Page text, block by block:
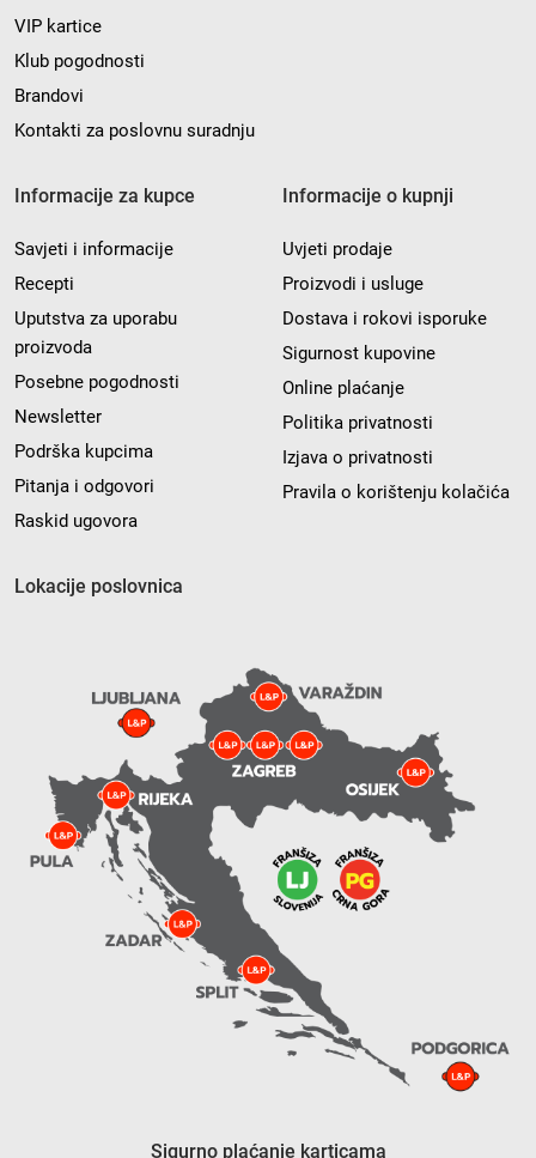
VIP kartice
Klub pogodnosti
Brandovi
Kontakti za poslovnu suradnju
Informacije za kupce
Savjeti i informacije
Recepti
Uputstva za uporabu
proizvoda
Posebne pogodnosti
Newsletter
Podrška kupcima
Pitanja i odgovori
Raskid ugovora
Informacije o kupnji
Uvjeti prodaje
Proizvodi i usluge
Dostava i rokovi isporuke
Sigurnost kupovine
Online plaćanje
Politika privatnosti
Izjava o privatnosti
Pravila o korištenju kolačića
Lokacije poslovnica
Sigurno plaćanje karticama